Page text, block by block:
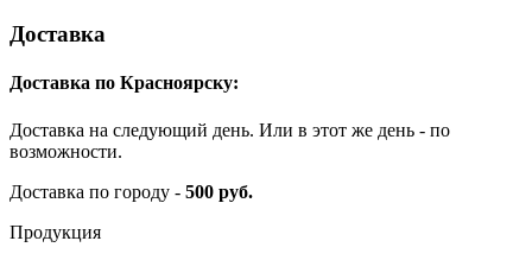
Доставка
Доставка по Красноярску:
Доставка на следующий день. Или в этот же день - по
возможности.
Доставка по городу - 500 руб.
Продукция